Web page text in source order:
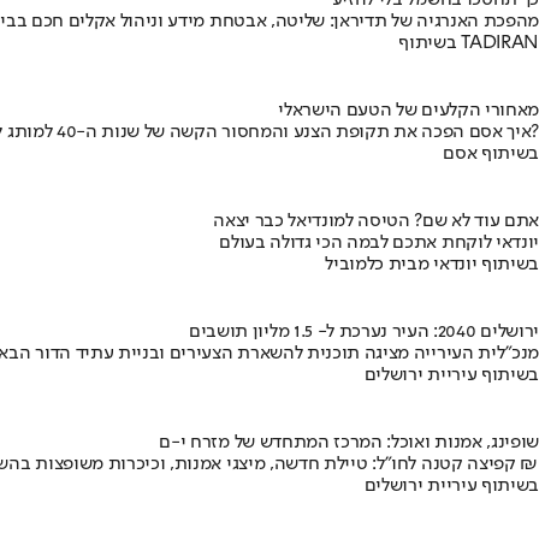
מהפכת האנרגיה של תדיראן: שליטה, אבטחת מידע וניהול אקלים חכם
בשיתוף TADIRAN
מאחורי הקלעים של הטעם הישראלי
איך אסם הפכה את תקופת הצנע והמחסור הקשה של שנות ה-40 למותג לאומי?
בשיתוף אסם
אתם עוד לא שם? הטיסה למונדיאל כבר יצאה
יונדאי לוקחת אתכם לבמה הכי גדולה בעולם
בשיתוף יונדאי מבית כלמוביל
ירושלים 2040: העיר נערכת ל- 1.5 מליון תושבים
מנכ"לית העירייה מציגה תוכנית להשארת הצעירים ובניית עתיד הדור
בשיתוף עיריית ירושלים
שופינג, אמנות ואוכל: המרכז המתחדש של מזרח י-ם
קפיצה קטנה לחו"ל: טיילת חדשה, מיצגי אמנות, וכיכרות משופצות בהשקעה של 100 מיליון ₪
בשיתוף עיריית ירושלים